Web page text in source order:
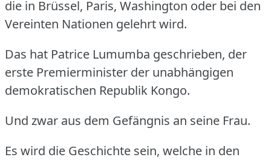
die in Brüssel, Paris, Washington oder bei den
Vereinten Nationen gelehrt wird.
Das hat Patrice Lumumba geschrieben, der
erste Premierminister der unabhängigen
demokratischen Republik Kongo.
Und zwar aus dem Gefängnis an seine Frau.
Es wird die Geschichte sein, welche in den